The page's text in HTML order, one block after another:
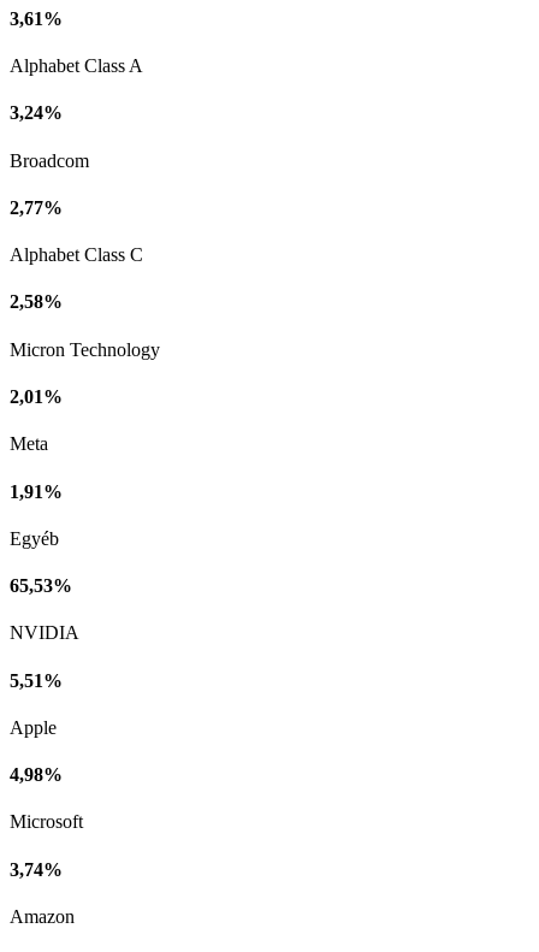
3,61%
Alphabet Class A
3,24%
Broadcom
2,77%
Alphabet Class C
2,58%
Micron Technology
2,01%
Meta
1,91%
Egyéb
65,53%
NVIDIA
5,51%
Apple
4,98%
Microsoft
3,74%
Amazon